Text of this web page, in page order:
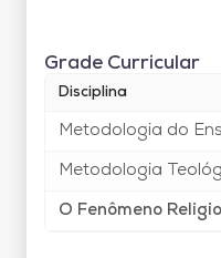
Grade Curricular
Disciplina
Metodologia do
Metodologia
O Fenômeno